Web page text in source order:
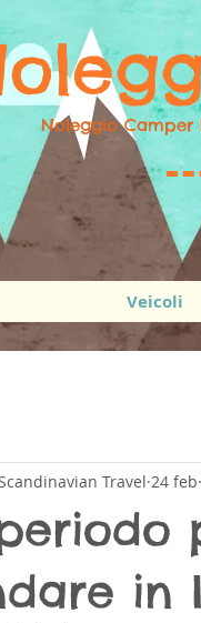
Noleggio Camper
Veicoli
in
Travel 24 feb